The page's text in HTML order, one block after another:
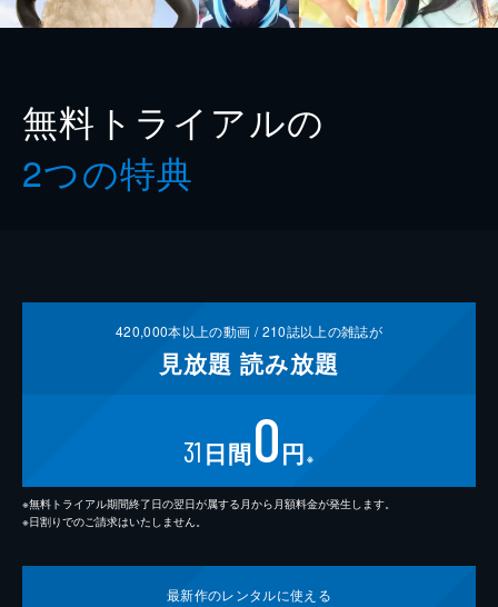
無料トライアルの
2つの特典
420,000本以上の動画 /210誌以上の雑誌が
見放題 読み放題
31 日間0円 ※
※無料トライアル期間終了日の翌日が属する月から月額料金が発生します。
※日割りでのご請求はいたしません。
最新作のレンタルに使える